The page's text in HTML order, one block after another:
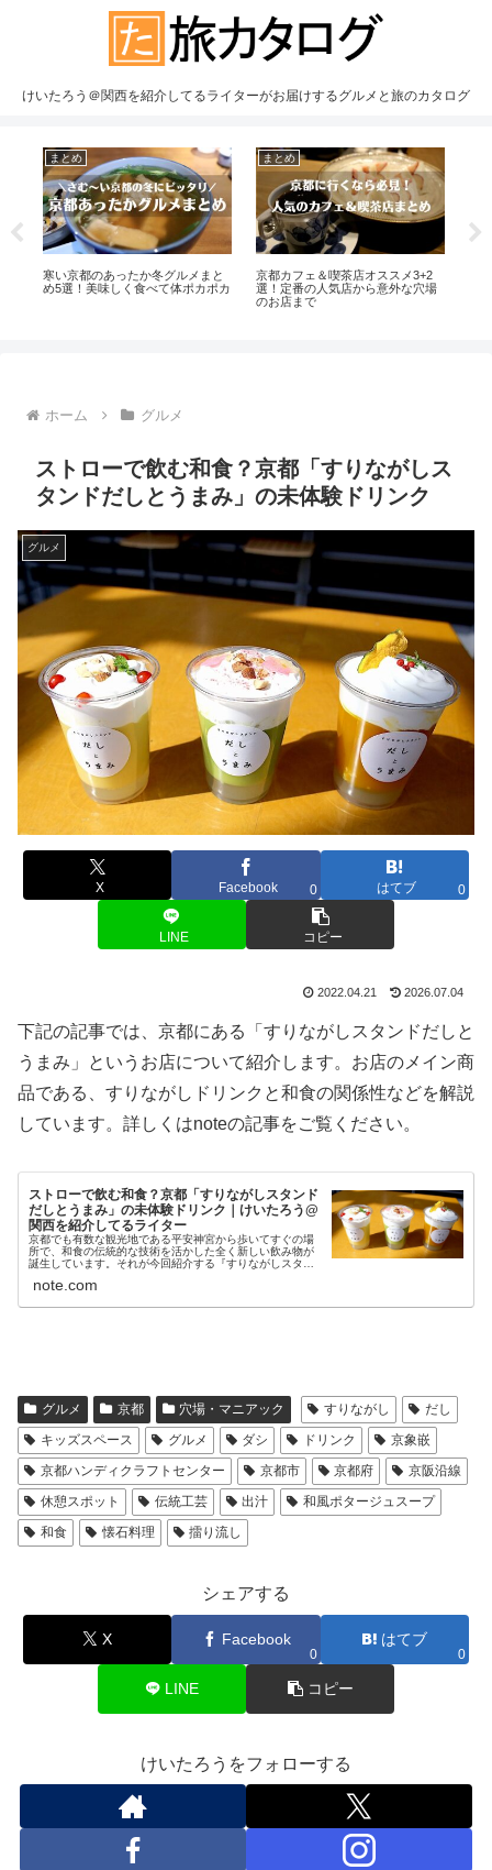
けいたろう＠関西を紹介してるライターがお届けするグルメと旅のカタログ
まとめ
寒い京都のあったか冬グルメまと
め5選！美味しく食べて体ポカポカ
まとめ
京都カフェ＆喫茶店オススメ3+2
選！定番の人気店から意外な穴場
のお店まで
ホーム グルメ
ストローで飲む和食？京都「すりながしス
タンドだしとうまみ」の未体験ドリンク
グルメ
X Facebook 0 はてブ 0
LINE コピー
2022.04.21 2026.07.04
下記の記事では、京都にある「すりながしスタンドだしと
うまみ」というお店について紹介します。お店のメイン商
品である、すりながしドリンクと和食の関係性などを解説
しています。詳しくはnoteの記事をご覧ください。
ストローで飲む和食？京都「すりながしスタンド
だしとうまみ」の未体験ドリンク｜けいたろう@
関西を紹介してるライター
京都でも有数な観光地である平安神宮から歩いてすぐの場
所で、和食の伝統的な技術を活かした全く新しい飲み物が
誕生しています。それが今回紹介する『すりながしスタン
和食の椀物であるすりながしを…
note.com
グルメ 京都 穴場・マニアック すりながし
だし
キッズスペース
グルメ ダシ ドリンク
京象嵌
京都ハンディクラフトセンター
京都市 京都府
京阪沿線
休憩スポット
伝統工芸 出汁
和風ポタージュスープ
和食
懐石料理 擂り流し
シェアする
X Facebook
0
はてブ
0
LINE コピー
けいたろうをフォローする